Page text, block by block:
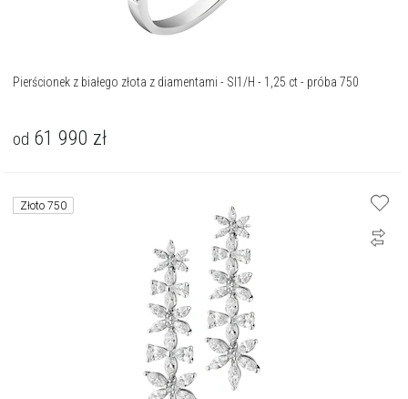
Pierścionek z białego złota z diamentami - SI1/H - 1,25 ct - próba 750
od 61 990 zł
Złoto 750